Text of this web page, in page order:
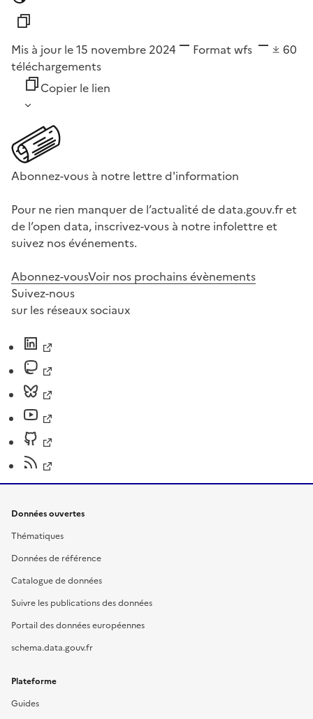
Mis à jour le 15 novembre 2024 Format wfs
60
téléchargements
Copier le lien
Abonnez-vous à notre lettre d'information
Pour ne rien manquer de l’actualité de data.gouv.fr et
de l’open data, inscrivez-vous à notre infolettre et
suivez nos événements.
Abonnez-vousVoir nos prochains évènements
Suivez-nous
sur les réseaux sociaux
Données ouvertes
Thématiques
Données de référence
Catalogue de données
Suivre les publications des données
Portail des données européennes
schema.data.gouv.fr
Plateforme
Guides